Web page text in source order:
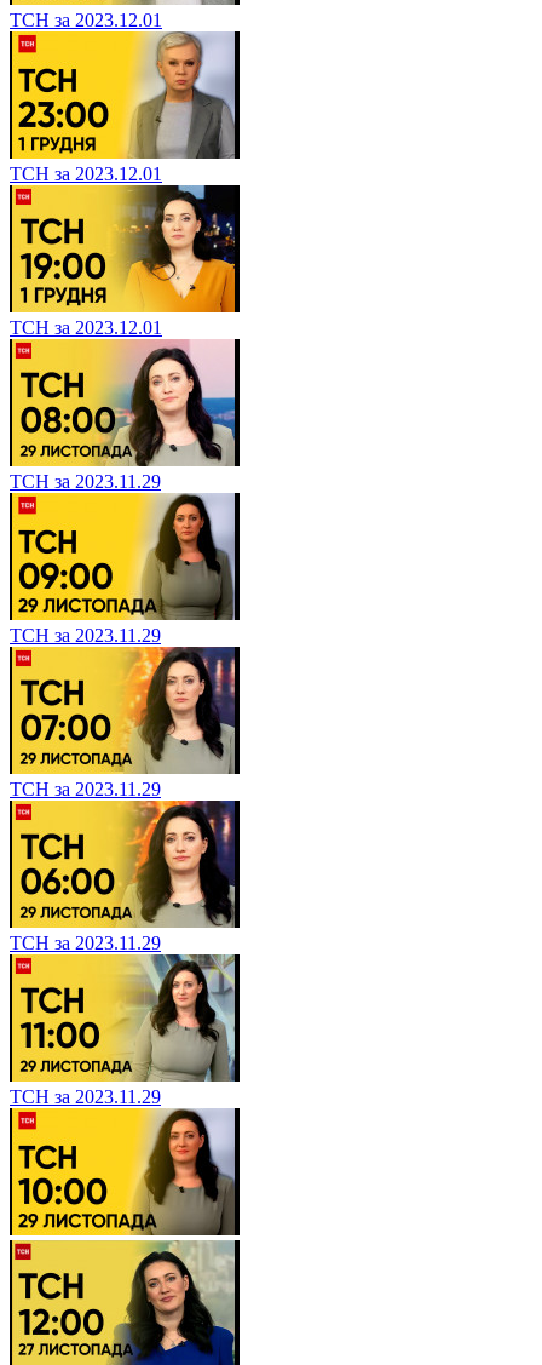
ТСН за 2023.12.01
ТСН за 2023.12.01
ТСН за 2023.12.01
ТСН за 2023.11.29
ТСН за 2023.11.29
ТСН за 2023.11.29
ТСН за 2023.11.29
ТСН за 2023.11.29